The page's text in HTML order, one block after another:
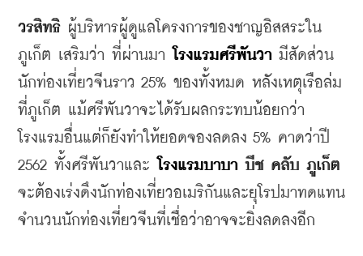
วรสิทธิ ผู้บริหารผู้ดูแลโครงการของชาญอิสสระใน
ภูเก็ต เสริมว่า ที่ผ่านมา โรงแรมศรีพันวา มีสัดส่วน
นักท่องเที่ยวจีนราว 25% ของทั้งหมด หลังเหตุเรือล่ม
ที่ภูเก็ต แม้ศรีพันวาจะได้รับผลกระทบน้อยกว่า
โรงแรมอื่นแต่ก็ยังทำให้ยอดจองลดลง 5% คาดว่าปี
2562 ทั้งศรีพันวาและ โรงแรมบาบา บีช คลับ ภูเก็ต
จะต้องเร่งดึงนักท่องเที่ยวอเมริกันและยุโรปมาทดแทน
จำนวนนักท่องเที่ยวจีนที่เชื่อว่าอาจจะยิ่งลดลงอีก